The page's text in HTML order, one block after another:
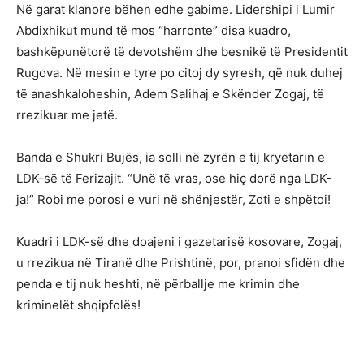
Në garat klanore bëhen edhe gabime. Lidershipi i Lumir
Abdixhikut mund të mos “harronte” disa kuadro,
bashkëpunëtorë të devotshëm dhe besnikë të Presidentit
Rugova. Në mesin e tyre po citoj dy syresh, që nuk duhej
të anashkaloheshin, Adem Salihaj e Skënder Zogaj, të
rrezikuar me jetë.
Banda e Shukri Bujës, ia solli në zyrën e tij kryetarin e
LDK-së të Ferizajit. “Unë të vras, ose hiç dorë nga LDK-
ja!” Robi me porosi e vuri në shënjestër, Zoti e shpëtoi!
Kuadri i LDK-së dhe doajeni i gazetarisë kosovare, Zogaj,
u rrezikua në Tiranë dhe Prishtinë, por, pranoi sfidën dhe
penda e tij nuk heshti, në përballje me krimin dhe
kriminelët shqipfolës!